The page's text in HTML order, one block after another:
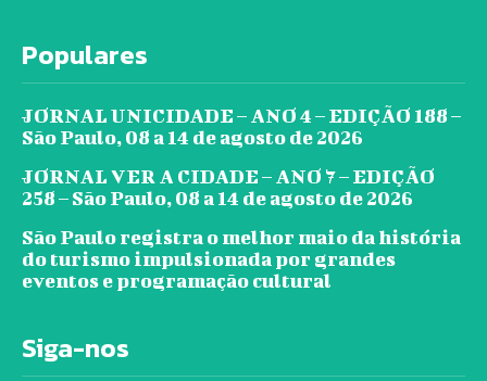
Populares
JORNAL UNICIDADE – ANO 4 – EDIÇÃO 188 –
São Paulo, 08 a 14 de agosto de 2026
JORNAL VER A CIDADE – ANO 7 – EDIÇÃO
258 – São Paulo, 08 a 14 de agosto de 2026
São Paulo registra o melhor maio da história
do turismo impulsionada por grandes
eventos e programação cultural
Siga-nos